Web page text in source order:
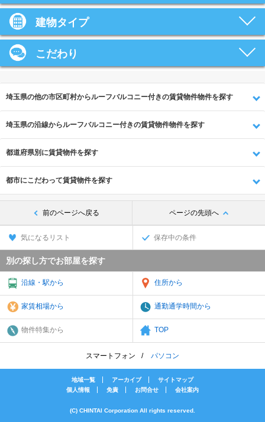
建物タイプ
こだわり
埼玉県の他の市区町村からルーフバルコニー付きの賃貸物件物件を探す
埼玉県の沿線からルーフバルコニー付きの賃貸物件物件を探す
都道府県別に賃貸物件を探す
都市にこだわって賃貸物件を探す
前のページへ戻る ページの先頭へ
気になるリスト 保存中の条件
別の探し方でお部屋を探す
沿線・駅から 住所から
家賃相場から 通勤通学時間から
物件特集から TOP
スマートフォン パソコン
地域一覧 アーカイブ
サイトマップ
個人情報
免責 お問合せ 会社案内
(C) CHINTAI Corporation All rights reserved.